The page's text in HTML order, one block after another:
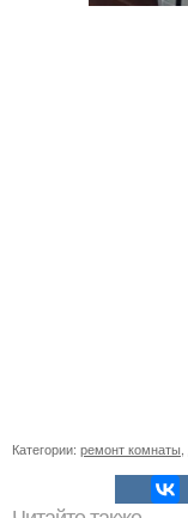
Категории: ремонт комнаты